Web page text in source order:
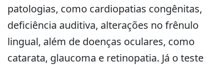
patologias, como cardiopatias congênitas,
deficiência auditiva, alterações no frênulo
lingual, além de doenças oculares, como
catarata, glaucoma e retinopatia. Já o teste